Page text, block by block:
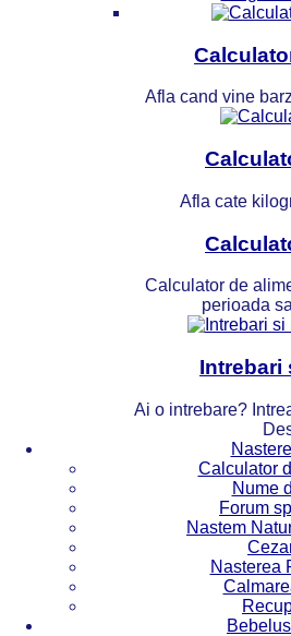
Afla cand vine
Afla cate
Calculator de
perioada
Intrebari
Ai o intrebare?
Calculator
Nume
Forum
Nastem
Nasterea